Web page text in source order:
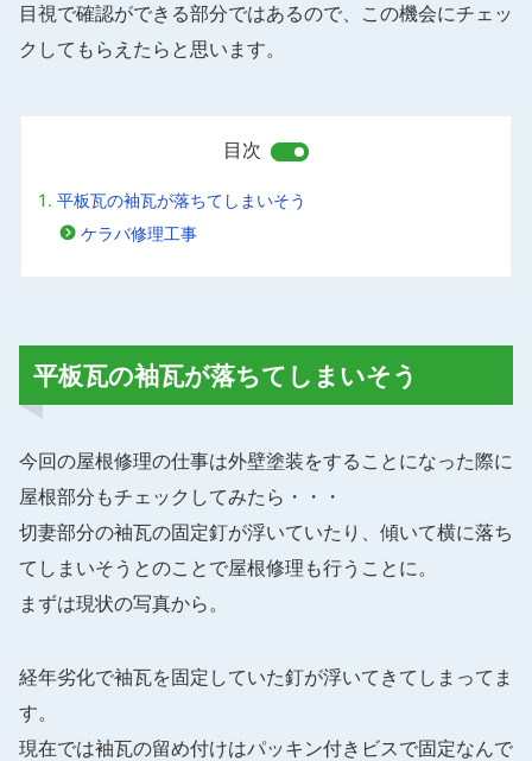
目視で確認ができる部分ではあるので、この機会にチェッ
クしてもらえたらと思います。
目次
平板瓦の袖瓦が落ちてしまいそう
ケラバ修理工事
平板瓦の袖瓦が落ちてしまいそう
今回の屋根修理の仕事は外壁塗装をすることになった際に
屋根部分もチェックしてみたら・・・
切妻部分の袖瓦の固定釘が浮いていたり、傾いて横に落ち
てしまいそうとのことで屋根修理も行うことに。
まずは現状の写真から。
経年劣化で袖瓦を固定していた釘が浮いてきてしまってま
す。
現在では袖瓦の留め付けはパッキン付きビスで固定なんで